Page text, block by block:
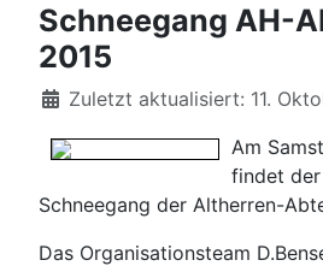
Schneegang AH-
2015
DetailsZuletzt aktualisiert: 11.
Am
findet
Schneegang der Altherren-
Das Organisationsteam